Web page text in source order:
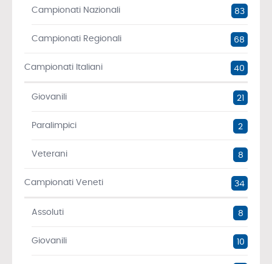
Campionati Nazionali 83
Campionati Regionali 68
Campionati Italiani 40
Giovanili 21
Paralimpici 2
Veterani 8
Campionati Veneti 34
Assoluti 8
Giovanili 10